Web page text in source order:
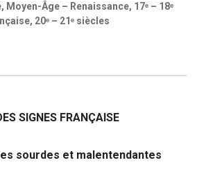
Âge – Renaissance, 17ᵉ – 18ᵉ
20ᵉ – 21ᵉ siècles
SIGNES FRANÇAISE
sourdes et malentendantes